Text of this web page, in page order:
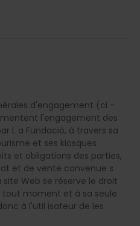
d'engagement (ci -
l'engagement des
L a Fundació, à travers sa
et ses kiosques
et obligations des parties,
et de vente convenue s
Web se réserve le droit
moment et à sa seule
à l'util isateur de les